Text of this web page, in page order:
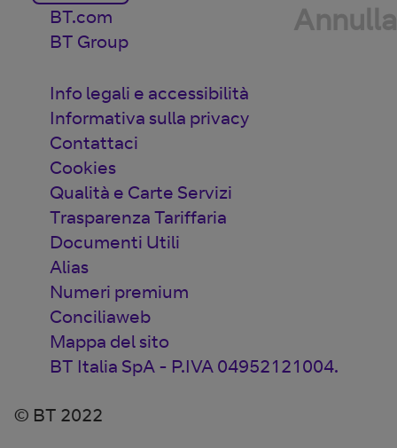
Annulla
BT.com
BT Group
Info legali e accessibilità
Informativa sulla privacy
Contattaci
Cookies
Qualità e Carte Servizi
Trasparenza Tariffaria
Documenti Utili
Alias
Numeri premium
Conciliaweb
Mappa del sito
BT Italia SpA - P.IVA 04952121004.
© BT 2022